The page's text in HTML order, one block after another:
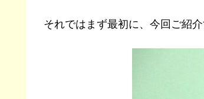
それではまず最初に、今回ご紹